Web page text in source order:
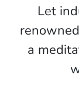
Let
a